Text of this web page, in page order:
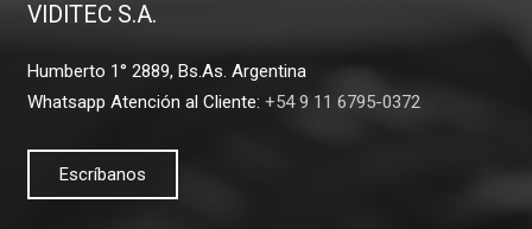
VIDITEC S.A.
Humberto 1° 2889, Bs.As. Argentina
Whatsapp Atención al Cliente: +54 9 11 6795-0372
Escríbanos